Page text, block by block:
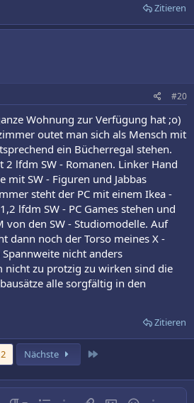
Zitieren
#20
Wohnung zur Verfügung hat ;o)
outet man sich als Mensch mit
ein Bücherregal stehen.
2 lfdm SW - Romanen. Linker Hand
mit SW - Figuren und Jabbas
steht der PC mit einem Ikea -
lfdm SW - PC Games stehen und
von den SW - Studiomodelle. Auf
dann noch der Torso meines X -
nicht anders
nicht zu protzig zu wirken sind die
alle sorgfältig in den
Zitieren
Nächste